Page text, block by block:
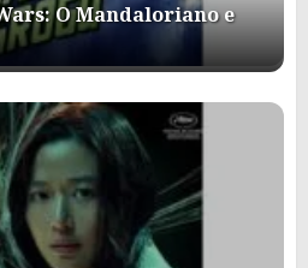
O Mandaloriano e